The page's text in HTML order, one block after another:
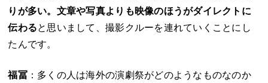
りが多い。文章や写真よりも映像のほうがダイレクトに
伝わると思いまして、撮影クルーを連れていくことにし
たんです。
福冨：多くの人は海外の演劇祭がどのようなものなのか